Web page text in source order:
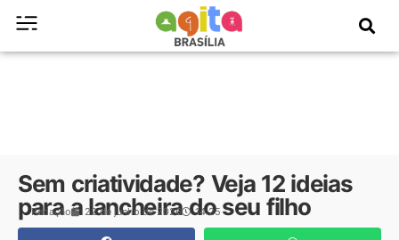
Sem criatividade? Veja 12 ideias
para a lancheira do seu filho
Redação 22 de junho de 2026 14:25